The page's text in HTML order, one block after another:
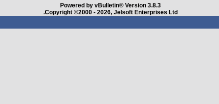
Powered by vBulletin® Version 3.8.3
Copyright ©2000 - 2026, Jelsoft Enterprises Ltd.